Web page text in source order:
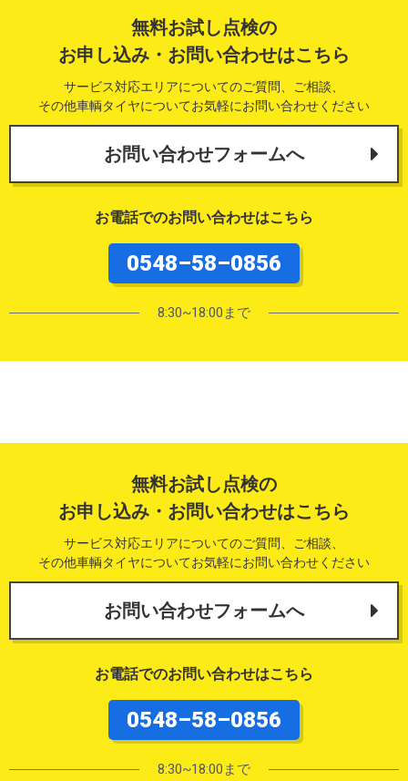
無料お試し点検の
お申し込み・お問い合わせはこちら
サービス対応エリアについてのご質問、ご相談、
その他車輌タイヤについてお気軽にお問い合わせください
お問い合わせフォームへ
お電話でのお問い合わせはこちら
0548–58–0856
8:30~18:00まで
無料お試し点検の
お申し込み・お問い合わせはこちら
サービス対応エリアについてのご質問、ご相談、
その他車輌タイヤについてお気軽にお問い合わせください
お問い合わせフォームへ
お電話でのお問い合わせはこちら
0548–58–0856
8:30~18:00まで